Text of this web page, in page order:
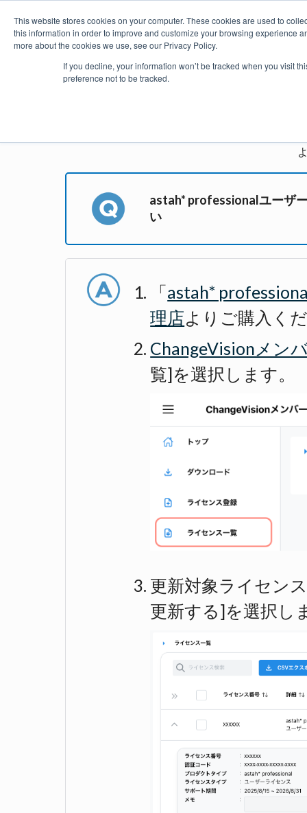
This website stores cookies on your computer. These cookies are used to
this information in order to improve and customize your browsing experience
more about the cookies we use, see our Privacy Policy.
If you decline, your information won’t be tracked when you visit
preference not to be tracked.
astah* professionalユーザ
い
「astah*
理店よりご購入く
ChangeVisionメン
覧]を選択します。
更新対象ライセン
更新する]を選択し